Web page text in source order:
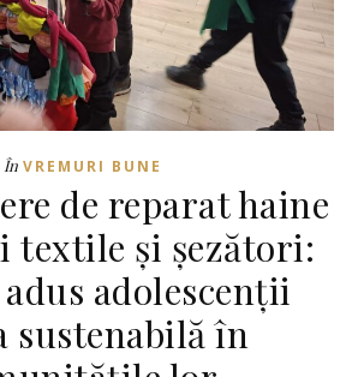
În VREMURI BUNE
de reparat haine
textile și șezători:
adolescenții
sustenabilă în